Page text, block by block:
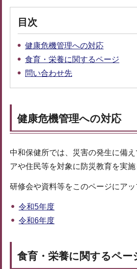
目次
健康危機管理への対応
食育・栄養に関するページ
問い合わせ先
健康危機管理への対応
中和保健所では、災害の発生に備
アや住民等を対象に防災教育を実施
研修会や資料等をこのページにアッ
令和5年度
令和6年度
食育・栄養に関するペー